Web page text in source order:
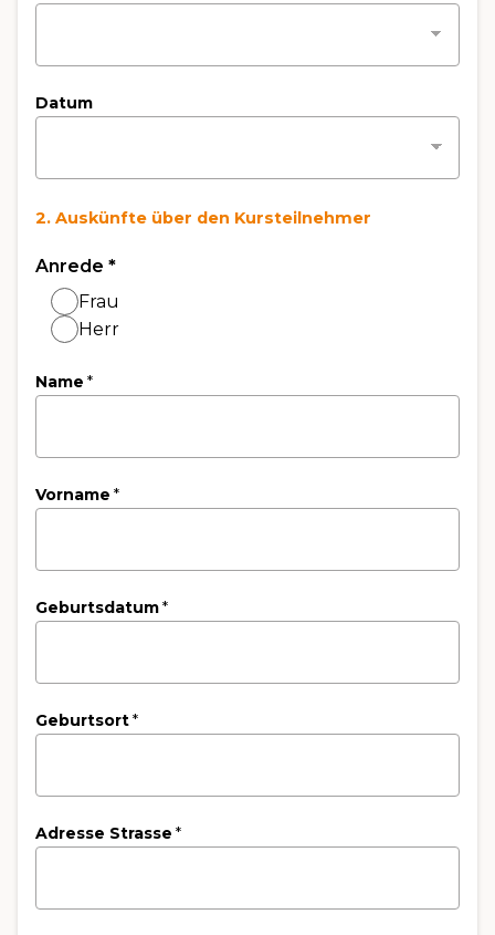
Datum
2. Auskünfte über den Kursteilnehmer
Anrede *
Frau
Herr
Name *
Vorname *
Geburtsdatum*
Geburtsort*
Adresse Strasse *